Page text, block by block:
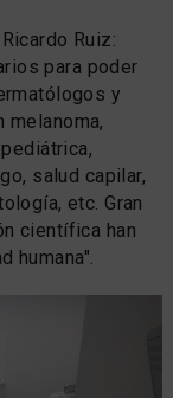
Ruiz:
para poder
y
salud capilar,
etc. Gran
científica han
humana".